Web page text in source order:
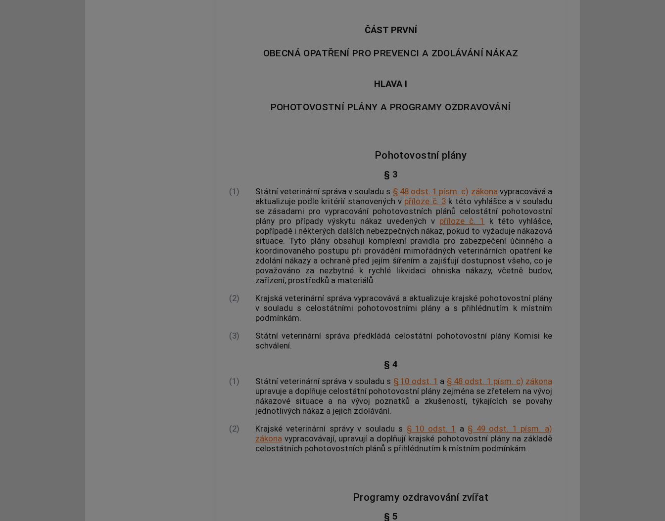
ČÁST PRVNÍ
OBECNÁ OPATŘENÍ PRO PREVENCI A ZDOLÁVÁNÍ NÁKAZ
HLAVA I
POHOTOVOSTNÍ PLÁNY A PROGRAMY OZDRAVOVÁNÍ
Pohotovostní plány
§ 3
(1) Státní veterinární správa v souladu s § 48 odst. 1 písm. c) zákona vypracovává a
aktualizuje podle kritérií stanovených v příloze č. 3k této vyhlášce a v souladu
se zásadami pro vypracování pohotovostních plánů celostátní pohotovostní
plány pro případy výskytu nákaz uvedených v příloze č. 1
k této vyhlášce,
popřípadě i některých dalších nebezpečných nákaz, pokud to vyžaduje nákazová
situace. Tyto plány obsahují komplexní pravidla pro zabezpečení účinného a
koordinovaného postupu při provádění mimořádných veterinárních opatření ke
zdolání nákazy a ochraně před jejím šířením a zajišťují dostupnost všeho, co je
považováno za nezbytné k rychlé likvidaci ohniska nákazy, včetně budov,
zařízení, prostředků a materiálů.
(2)
Krajská veterinární správa vypracovává a aktualizuje krajské pohotovostní plány
v souladu s celostátními pohotovostními plány a s přihlédnutím k místním
podmínkám.
(3)
Státní veterinární správa předkládá celostátní pohotovostní plány Komisi ke
schválení.
§ 4
(1) Státní veterinární správa v souladu s § 10 odst. 1 a § 48 odst. 1 písm. c) zákona
upravuje a doplňuje celostátní pohotovostní plány zejména se zřetelem na vývoj
nákazové situacea na vývoj poznatků a zkušeností, týkajících se povahy
jednotlivých nákaz a jejich zdolávání.
(2)
Krajské veterinární správy v souladu s § 10 odst. 1 a § 49 odst. 1 písm. a)
zákona vypracovávají, upravují a doplňují krajské pohotovostní plány na základě
celostátních pohotovostních plánů s přihlédnutím k místním podmínkám.
Programy ozdravování zvířat
§ 5